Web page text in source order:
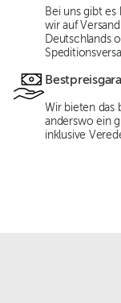
Bei uns gibt
wir auf
Deutschlands
Wir bieten das
anderswo ein
inklusive